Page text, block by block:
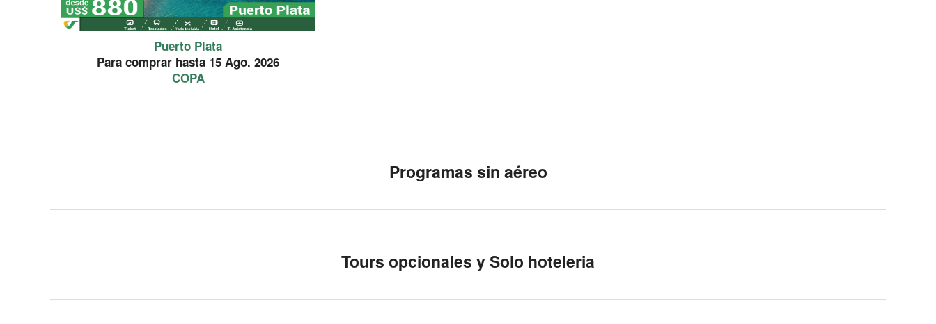
Puerto Plata
Para comprar hasta 15 Ago. 2026
COPA
Programas sin aéreo
Tours opcionales y Solo hoteleria